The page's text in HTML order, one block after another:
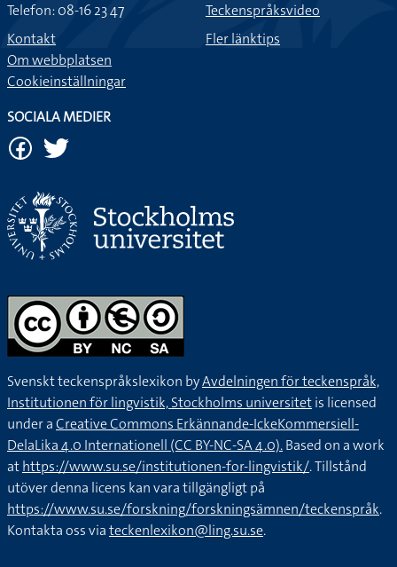
Telefon: 08-16 23 47
Kontakt
Om webbplatsen
Cookieinställningar
Teckenspråksvideo
Fler länktips
SOCIALA MEDIER
Svenskt teckenspråkslexikon byAvdelningen för teckenspråk,
Institutionen för lingvistik, Stockholms universitetis licensed
under aCreative Commons Erkännande-IckeKommersiell-
DelaLika 4.0 Internationell (CC BY-NC-SA 4.0).Based on a work
athttps://www.su.se/institutionen-for-lingvistik/. Tillstånd
utöver denna licens kan vara tillgängligt på
https://www.su.se/forskning/forskningsämnen/teckenspråk.
Kontakta oss viateckenlexikon@ling.su.se.